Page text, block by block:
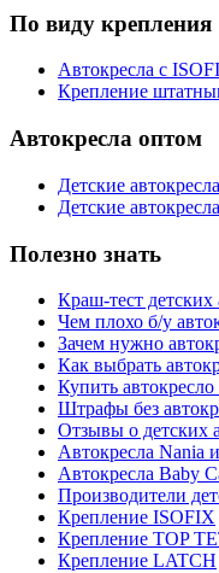
По виду крепления
Автокресла с
Крепление
Автокресла оптом
Детские
Детские
Полезно знать
Краш-тест детских
Чем плохо б/у
Зачем нужно
Как выбрать
Купить
Штрафы без
Отзывы о детских
Автокресла Nania
Автокресла Baby
Производители
Крепление ISOFIX
Крепление TOP
Крепление LATCH